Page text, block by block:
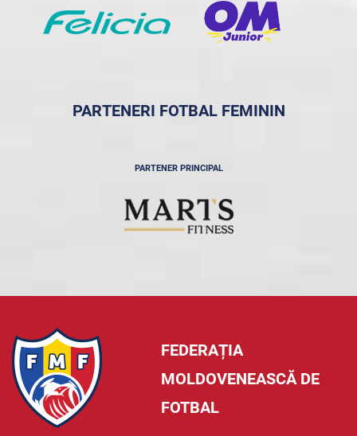
PARTENERI FOTBAL FEMININ
PARTENER PRINCIPAL
FEDERAȚIA
MOLDOVENEASCĂ DE
FOTBAL